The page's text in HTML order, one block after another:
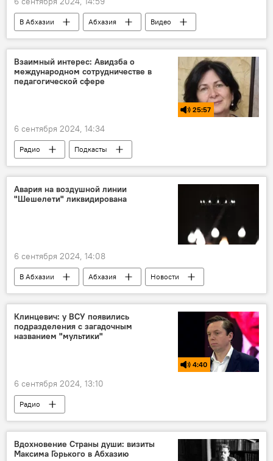
В Абхазии Абхазия
Видео
Мультимедиа
школы
Взаимный интерес: Авидзба о
международном сотрудничестве в
педагогической сфере
25:57
6 сентября 2024, 14:34
Радио
Подкасты
Взаимный интерес
Россия
Абхазия
Авария на воздушной линии
"Шешелети" ликвидирована
6 сентября 2024, 14:08
В Абхазии Абхазия Новости
Клинцевич: у ВСУ появились
подразделения с загадочным
названием "мультики"
4:40
6 сентября 2024, 13:10
Радио
Подкасты спецоперация России в Донбассе
Украина
спецоперация
Вдохновение Страны души: визиты
Максима Горького в Абхазию